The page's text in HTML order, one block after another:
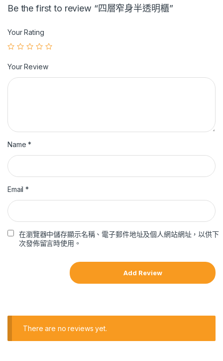
Be the first to review “四層窄身半透明櫃”
Your Rating
Your Review
Name*
Email*
在瀏覽器中儲存顯示名稱、電子郵件地址及個人網站網址，以供下
次發佈留言時使用。
There are no reviews yet.